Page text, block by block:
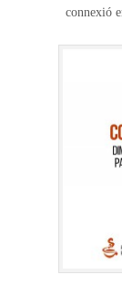
connexió